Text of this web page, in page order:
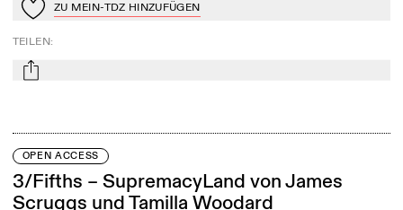
Zu Mein-TdZ hinzufügen
ZU MEIN-TDZ HINZUFÜGEN
TEILEN:
mail
OPEN ACCESS
3/Fifths – SupremacyLand von James
Scruggs und Tamilla Woodard